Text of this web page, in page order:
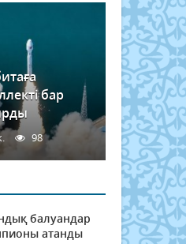
бар
98
балуандар
атанды